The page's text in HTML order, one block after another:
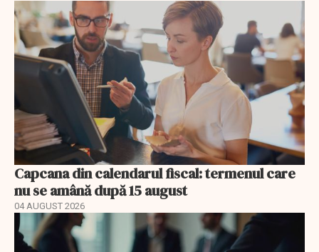
Capcana din calendarul fiscal: termenul care
nu se amână după 15 august
04 AUGUST 2026